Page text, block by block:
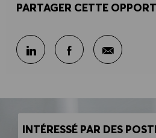
PARTAGER CETTE
Partager sur LinkedIn
Partager sur
INTÉRESSÉ PAR DES